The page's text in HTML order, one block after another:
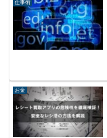
仕事術
お金